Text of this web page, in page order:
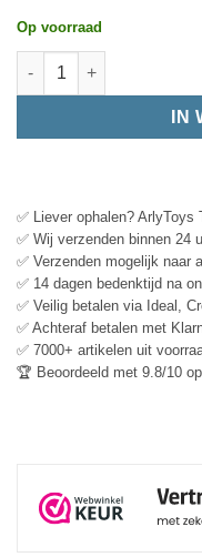
Op voorraad
IN
✅ Liever ophalen?
✅ Wij verzenden binnen 24
✅ Verzenden mogelijk naar
✅ 14 dagen bedenktijd na
✅ Veilig betalen via Ideal,
✅ Achteraf betalen met
✅ 7000+ artikelen uit
🏆 Beoordeeld met 9.8/10